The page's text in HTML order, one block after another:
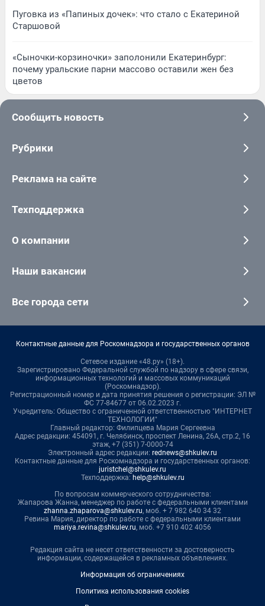
Пуговка из «Папиных дочек»: что стало с Екатериной
Старшовой
«Сыночки-корзиночки» заполонили Екатеринбург:
почему уральские парни массово оставили жен без
цветов
Сообщить новость
Рубрики
Реклама на сайте
Техподдержка
О компании
Наши вакансии
Все города сети
Контактные данные для Роскомнадзора и государственных органов
Сетевое издание «48.ру» (18+).
Зарегистрировано Федеральной службой по надзору в сфере связи,
информационных технологий и массовых коммуникаций
(Роскомнадзор).
Регистрационный номер и дата принятия решения о регистрации: ЭЛ №
ФС 77-84677 от 06.02.2023 г.
Учредитель: Общество с ограниченной ответственностью "ИНТЕРНЕТ
ТЕХНОЛОГИИ"
Главный редактор: Филипцева Мария Сергеевна
Адрес редакции: 454091, г. Челябинск, проспект Ленина, 26А, стр.2, 16
этаж, +7 (351) 7-0000-74
Электронный адрес редакции: rednews@shkulev.ru
Контактные данные для Роскомнадзора и государственных органов:
juristchel@shkulev.ru
Техподдержка: help@shkulev.ru
По вопросам коммерческого сотрудничества:
Жапарова Жанна, менеджер по работе с федеральными клиентами
zhanna.zhaparova@shkulev.ru, моб. + 7 982 640 34 32
Ревина Мария, директор по работе с федеральными клиентами
mariya.revina@shkulev.ru, моб. +7 910 402 4056
Редакция сайта не несет ответственности за достоверность
информации, содержащейся в рекламных объявлениях.
Информация об ограничениях
Политика использования cookies